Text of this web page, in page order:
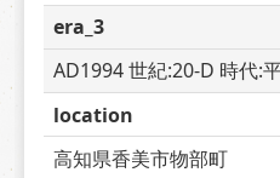
era_3
AD1994 世紀:20-D 時代:
location
高知県香美市物部町